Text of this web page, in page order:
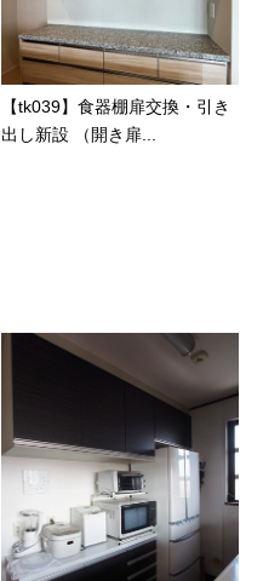
【tk039】食器棚扉交換・引き
出し新設 （開き扉...